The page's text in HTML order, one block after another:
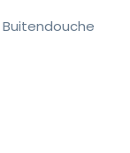
Buitendouche